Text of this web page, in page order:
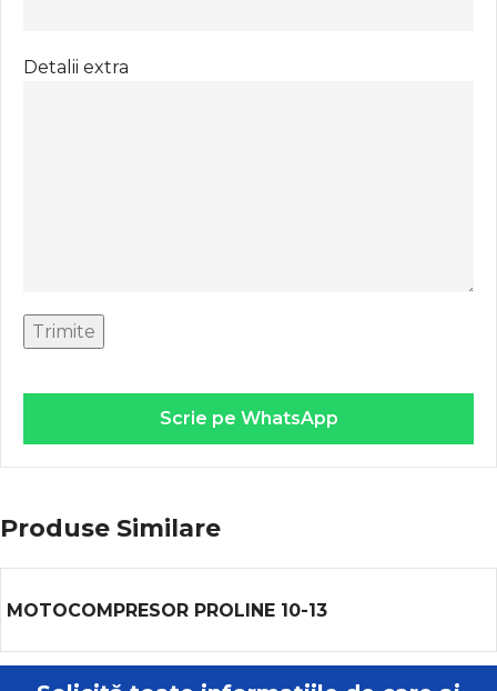
Detalii extra
Scrie pe WhatsApp
Produse Similare
MOTOCOMPRESOR PROLINE 10-13